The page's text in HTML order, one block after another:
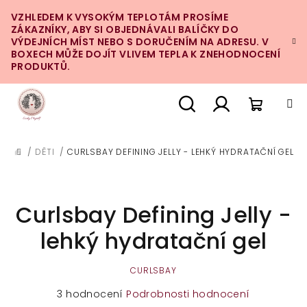
na
obsah
VZHLEDEM K VYSOKÝM TEPLOTÁM PROSÍME
ZÁKAZNÍKY, ABY SI OBJEDNÁVALI BALÍČKY DO
VÝDEJNÍCH MÍST NEBO S DORUČENÍM NA ADRESU. V
BOXECH MŮŽE DOJÍT VLIVEM TEPLA K ZNEHODNOCENÍ
PRODUKTŮ.
DOMŮ
/ DĚTI / CURLSBAY DEFINING JELLY - LEHKÝ HYDRATAČNÍ GEL
Curlsbay Defining Jelly -
lehký hydratační gel
CURLSBAY
Průměrné
3 hodnocení Podrobnosti hodnocení